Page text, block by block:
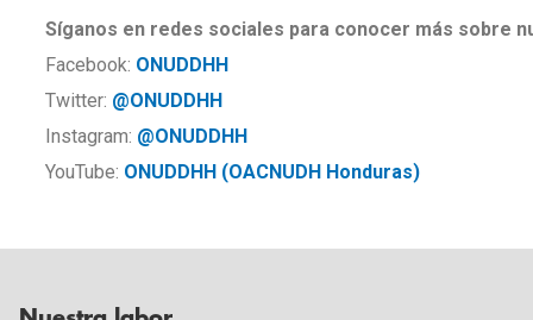
Síganos en redes sociales para conocer más sobre
Facebook: ONUDDHH
Twitter: @ONUDDHH
Instagram: @ONUDDHH
YouTube: ONUDDHH (OACNUDH Honduras)